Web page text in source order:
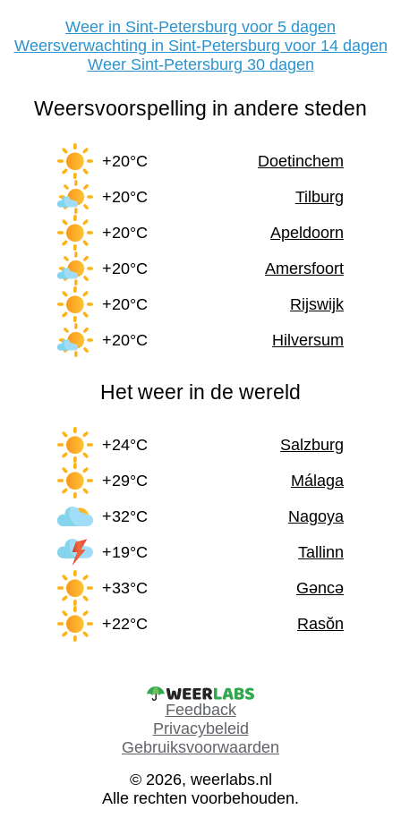
Weer in Sint-Petersburg voor 5 dagen
Weersverwachting in Sint-Petersburg voor 14 dagen
Weer Sint-Petersburg 30 dagen
Weersvoorspelling in andere steden
+20°C
Doetinchem
+20°C
Tilburg
+20°C
Apeldoorn
+20°C
Amersfoort
+20°C
Rijswijk
+20°C
Hilversum
Het weer in de wereld
+24°C
Salzburg
+29°C
Málaga
+32°C
Nagoya
+19°C
Tallinn
+33°C
Gəncə
+22°C
Rasŏn
Feedback
Privacybeleid
Gebruiksvoorwaarden
© 2026, weerlabs.nl
Alle rechten voorbehouden.